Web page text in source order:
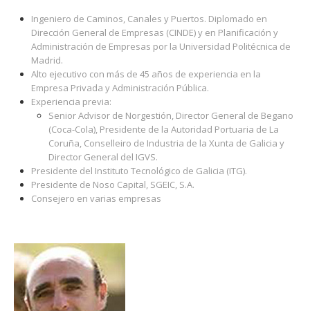
Ingeniero de Caminos, Canales y Puertos. Diplomado en
Dirección General de Empresas (CINDE) y en Planificación y
Administración de Empresas por la Universidad Politécnica de
Madrid.
Alto ejecutivo con más de 45 años de experiencia en la
Empresa Privada y Administración Pública.
Experiencia previa:
Senior Advisor de Norgestión, Director General de Begano
(Coca-Cola), Presidente de la Autoridad Portuaria de La
Coruña, Conselleiro de Industria de la Xunta de Galicia y
Director General del IGVS.
Presidente del Instituto Tecnológico de Galicia (ITG).
Presidente de Noso Capital, SGEIC, S.A.
Consejero en varias empresas